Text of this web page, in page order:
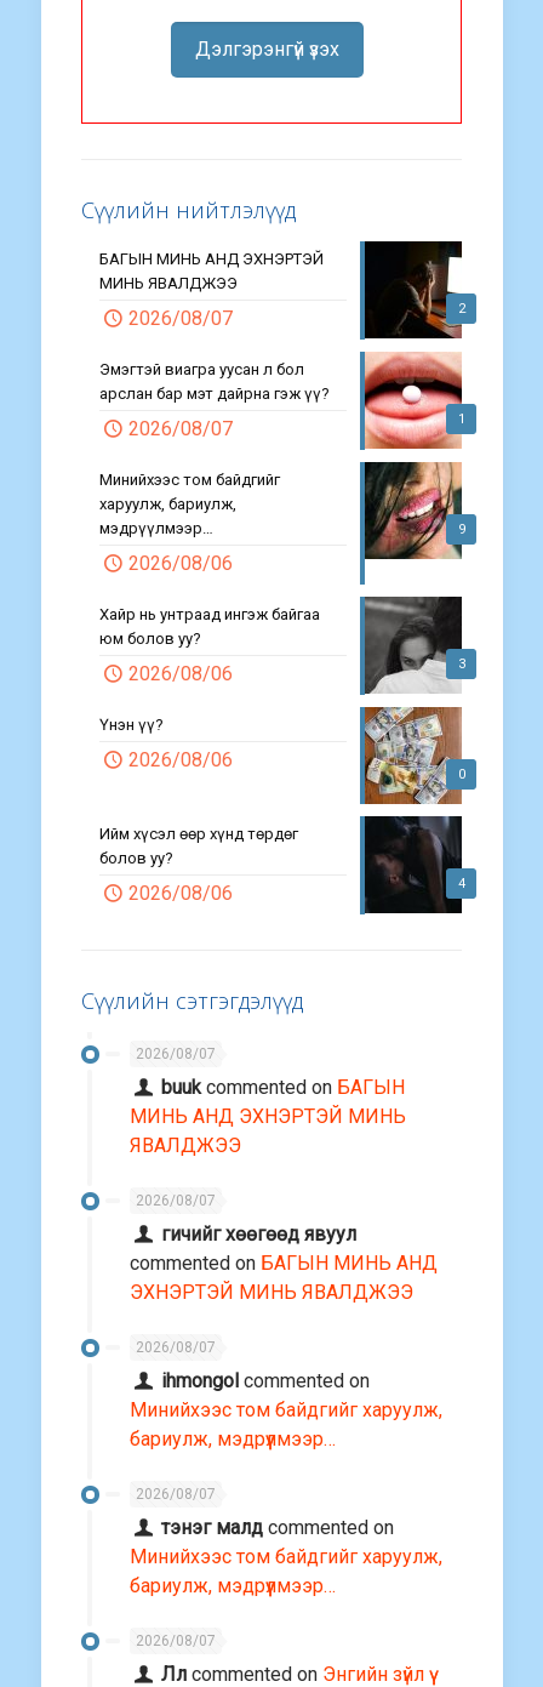
Дэлгэрэнгүй үзэх
Сүүлийн нийтлэлүүд
2
БАГЫН МИНЬ АНД ЭХНЭРТЭЙ
МИНЬ ЯВАЛДЖЭЭ
2026/08/07
1
Эмэгтэй виагра уусан л бол
арслан бар мэт дайрна гэж үү?
2026/08/07
9
Минийхээс том байдгийг
харуулж, бариулж,
мэдрүүлмээр…
2026/08/06
3
Хайр нь унтраад ингэж байгаа
юм болов уу?
2026/08/06
0
Үнэн үү?
2026/08/06
4
Ийм хүсэл өөр хүнд төрдөг
болов уу?
2026/08/06
Сүүлийн сэтгэгдэлүүд
2026/08/07
buuk commented on БАГЫН
МИНЬ АНД ЭХНЭРТЭЙ МИНЬ
ЯВАЛДЖЭЭ
2026/08/07
гичийг хөөгөөд явуул
commented on БАГЫН МИНЬ АНД
ЭХНЭРТЭЙ МИНЬ ЯВАЛДЖЭЭ
2026/08/07
ihmongol commented on
Минийхээс том байдгийг харуулж,
бариулж, мэдрүүлмээр…
2026/08/07
тэнэг малд commented on
Минийхээс том байдгийг харуулж,
бариулж, мэдрүүлмээр…
2026/08/07
Лл commented on Энгийн зүйл үү